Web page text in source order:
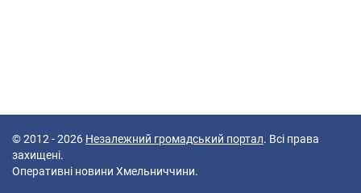
© 2012 - 2026 Незалежний громадський портал. Всі права
захищені.
Оперативні новини Хмельниччини.